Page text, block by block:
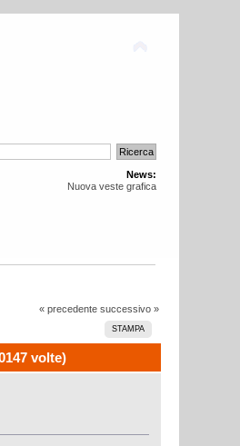
News:
Nuova veste grafica
« precedente successivo »
STAMPA
volte)